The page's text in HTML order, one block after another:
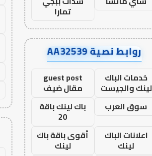
تمارا
روابط نصية AA32539
خدمات الباك
لينك والجيست
guest post
مقال ضيف
سوق العرب
باك لينك باقة
20
اعلانات الباك
لينك
أقوى باقة باك
لينك